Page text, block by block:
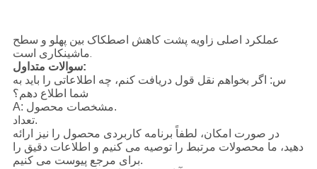
عملکرد اصلی زاویه پشت کاهش اصطکاک بین پهلو و سطح
ماشینکاری است.
سوالات متداول:
س: اگر بخواهم نقل قول دریافت کنم، چه اطلاعاتی را باید به
شما اطلاع دهم؟
A: مشخصات محصول.
تعداد.
در صورت امکان، لطفاً برنامه کاربردی محصول را نیز ارائه
دهید، ما محصولات مرتبط را توصیه می کنیم و اطلاعات دقیق را
برای مرجع پیوست می کنیم.